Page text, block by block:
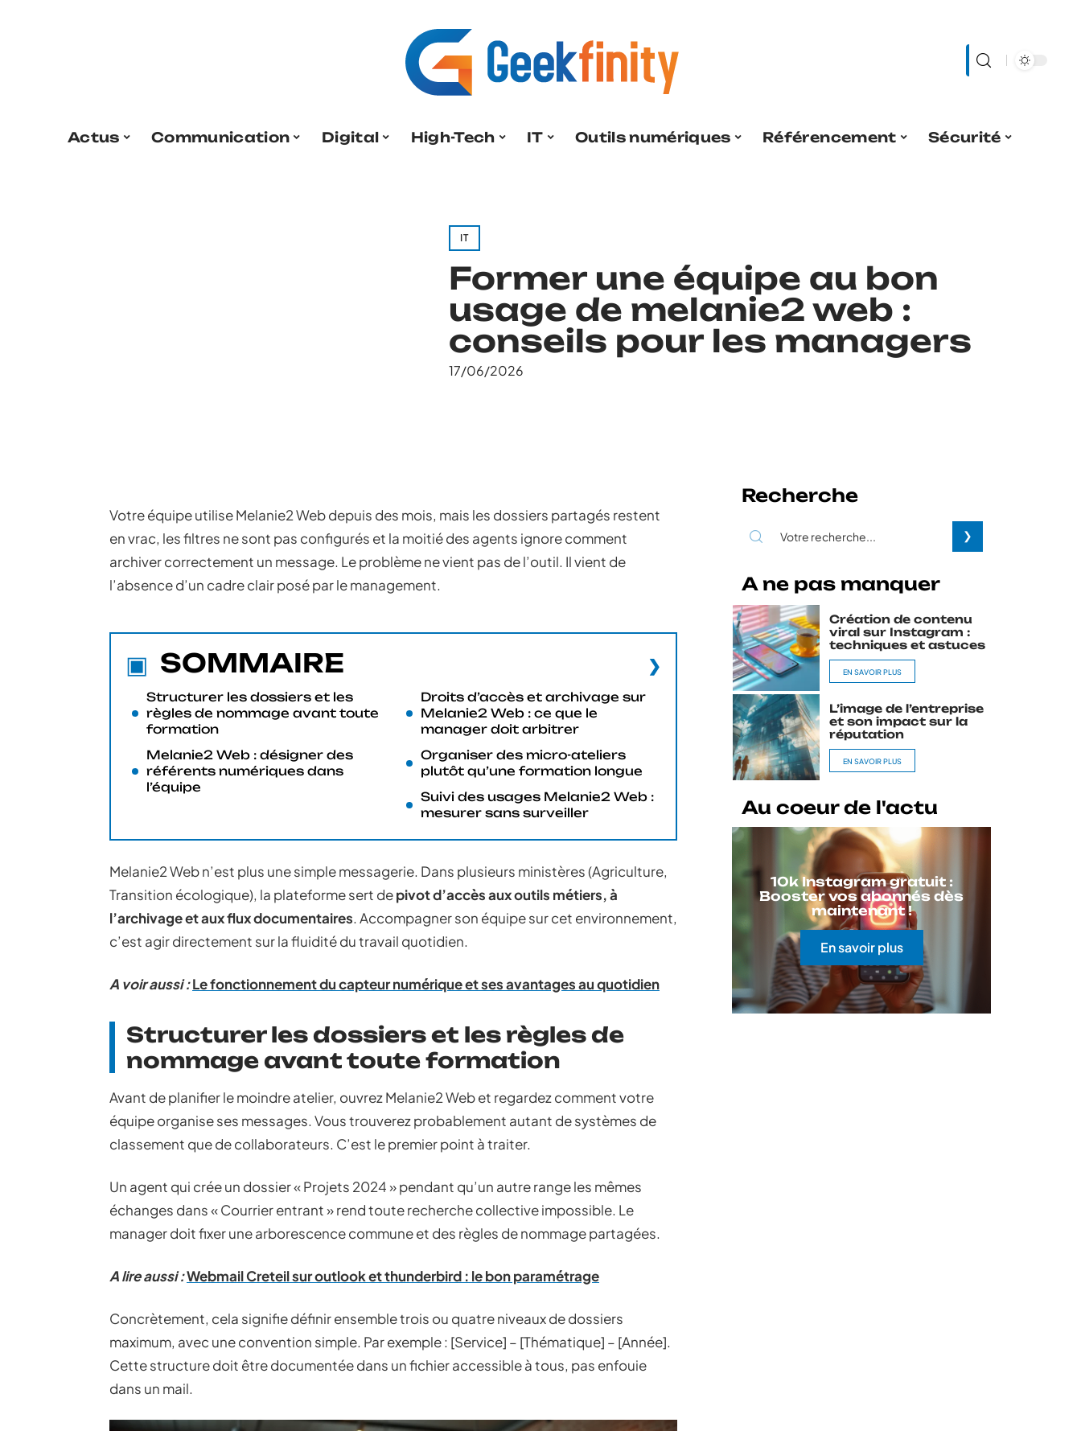
Actus Communication Digital High-Tech IT Outils numériques Référencement Sécurité
IT
Former une équipe au bon
usage de melanie2 web :
conseils pour les managers
17/06/2026
Votre équipe utilise Melanie2 Web depuis des mois, mais les dossiers partagés restent
en vrac, les filtres ne sont pas configurés et la moitié des agents ignore comment
archiver correctement un message. Le problème ne vient pas de l’outil. Il vient de
l’absence d’un cadre clair posé par le management.
SOMMAIRE
Structurer les dossiers et les
règles de nommage avant toute
formation
Melanie2 Web : désigner des
référents numériques dans
l’équipe
Droits d’accès et archivage sur
Melanie2 Web : ce que le
manager doit arbitrer
Organiser des micro-ateliers
plutôt qu’une formation longue
Suivi des usages Melanie2 Web :
mesurer sans surveiller
Melanie2 Web n’est plus une simple messagerie. Dans plusieurs ministères (Agriculture,
Transition écologique), la plateforme sert depivot d’accès aux outils métiers, à
l’archivage et aux flux documentaires. Accompagner son équipe sur cet environnement,
c’est agir directement sur la fluidité du travail quotidien.
A voir aussi :Le fonctionnement du capteur numérique et ses avantages au quotidien
Structurer les dossiers et les règles de
nommage avant toute formation
Avant de planifier le moindre atelier, ouvrez Melanie2 Web et regardez comment votre
équipe organise ses messages. Vous trouverez probablement autant de systèmes de
classement que de collaborateurs. C’est le premier point à traiter.
Un agent qui crée un dossier « Projets 2024 » pendant qu’un autre range les mêmes
échanges dans « Courrier entrant » rend toute recherche collective impossible. Le
manager doit fixer une arborescence commune et des règles de nommage partagées.
A lire aussi :Webmail Creteil sur outlook et thunderbird : le bon paramétrage
Concrètement, cela signifie définir ensemble trois ou quatre niveaux de dossiers
maximum, avec une convention simple. Par exemple : [Service] – [Thématique] – [Année].
Cette structure doit être documentée dans un fichier accessible à tous, pas enfouie
dans un mail.
Recherche
A ne pas manquer
Création de contenu
viral sur Instagram :
techniques et astuces
EN SAVOIR PLUS
L’image de l’entreprise
et son impact sur la
réputation
EN SAVOIR PLUS
Au coeur de l'actu
10k Instagram gratuit :
Booster vos abonnés dès
maintenant !
En savoir plus